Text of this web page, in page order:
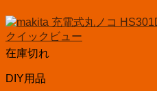
クイックビュー
在庫切れ
DIY用品